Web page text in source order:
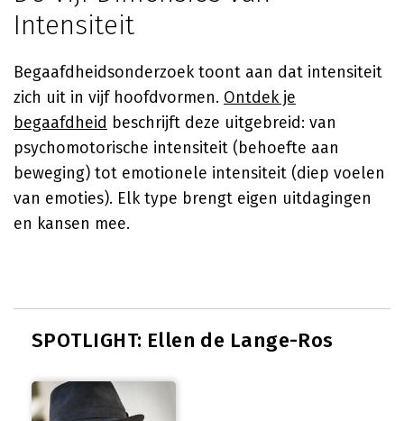
Intensiteit
Begaafdheidsonderzoek toont aan dat intensiteit
zich uit in vijf hoofdvormen. Ontdek je
begaafdheid beschrijft deze uitgebreid: van
psychomotorische intensiteit (behoefte aan
beweging) tot emotionele intensiteit (diep voelen
van emoties). Elk type brengt eigen uitdagingen
en kansen mee.
SPOTLIGHT: Ellen de Lange-Ros